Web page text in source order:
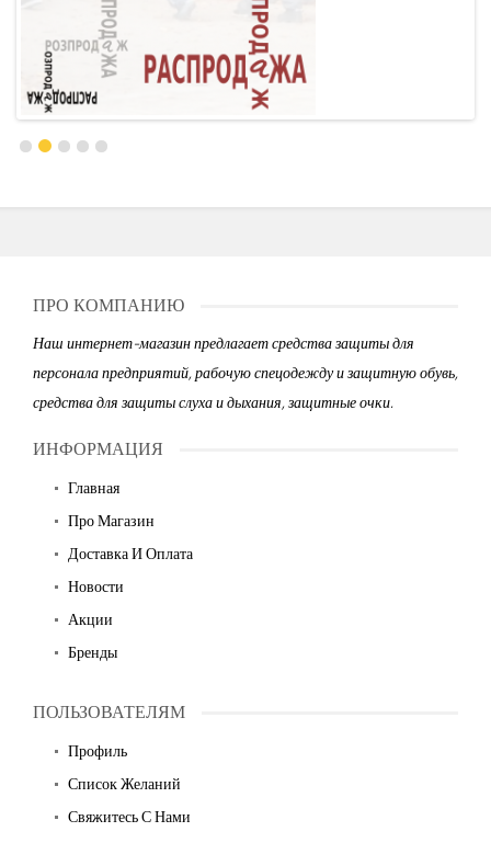
ПРО КОМПАНИЮ
Наш интернет-магазин предлагает средства защиты для
персонала предприятий, рабочую спецодежду и защитную обувь,
средства для защиты слуха и дыхания, защитные очки.
ИНФОРМАЦИЯ
Главная
Про Магазин
Доставка И Оплата
Новости
Акции
Бренды
ПОЛЬЗОВАТЕЛЯМ
Профиль
Список Желаний
Свяжитесь С Нами